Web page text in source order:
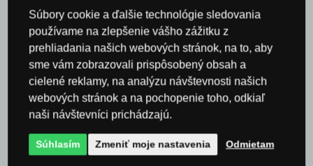
Súbory cookie a ďalšie technológie sledovania
používame na zlepšenie vášho zážitku z
prehliadania našich webových stránok, na to, aby
sme vám zobrazovali prispôsobený obsah a
cielené reklamy, na analýzu návštevnosti našich
webových stránok a na pochopenie toho, odkiaľ
naši návštevníci prichádzajú.
Súhlasím Zmeniť moje nastavenia Odmietam